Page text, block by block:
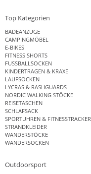
Top Kategorien
BADEANZÜGE
CAMPINGMÖBEL
E-BIKES
FITNESS SHORTS
FUSSBALLSOCKEN
KINDERTRAGEN & KRAXE
LAUFSOCKEN
LYCRAS & RASHGUARDS
NORDIC WALKING STÖCKE
REISETASCHEN
SCHLAFSACK
SPORTUHREN & FITNESSTRACKER
STRANDKLEIDER
WANDERSTÖCKE
WANDERSOCKEN
Outdoorsport